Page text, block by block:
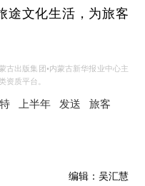
途文化生活，为旅客
古出版集团•内蒙古新华报业中心主
资质平台。
上半年 发送
旅客
编辑： 吴汇慧